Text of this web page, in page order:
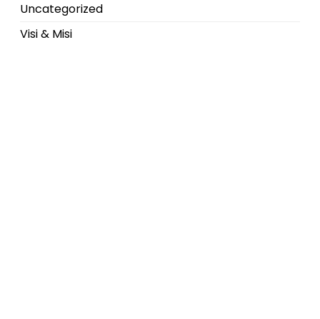
Uncategorized
Visi & Misi